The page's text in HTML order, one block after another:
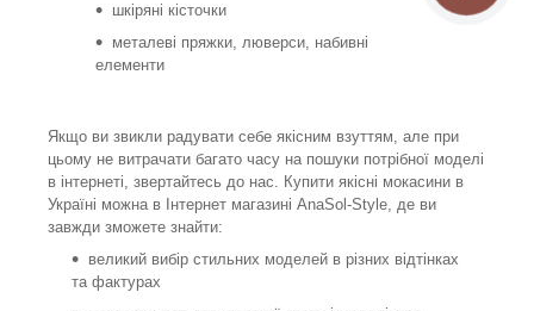
шкіряні кісточки
металеві пряжки, люверси, набивні
елементи
Якщо ви звикли радувати себе якісним взуттям, але при
цьому не витрачати багато часу на пошуки потрібної моделі
в інтернеті, звертайтесь до нас. Купити якісні мокасини в
Україні можна в Інтернет магазині AnaSol-Style, де ви
завжди зможете знайти:
великий вибір стильних моделей в різних відтінках
та фактурах